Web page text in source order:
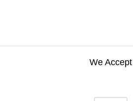
We Accept